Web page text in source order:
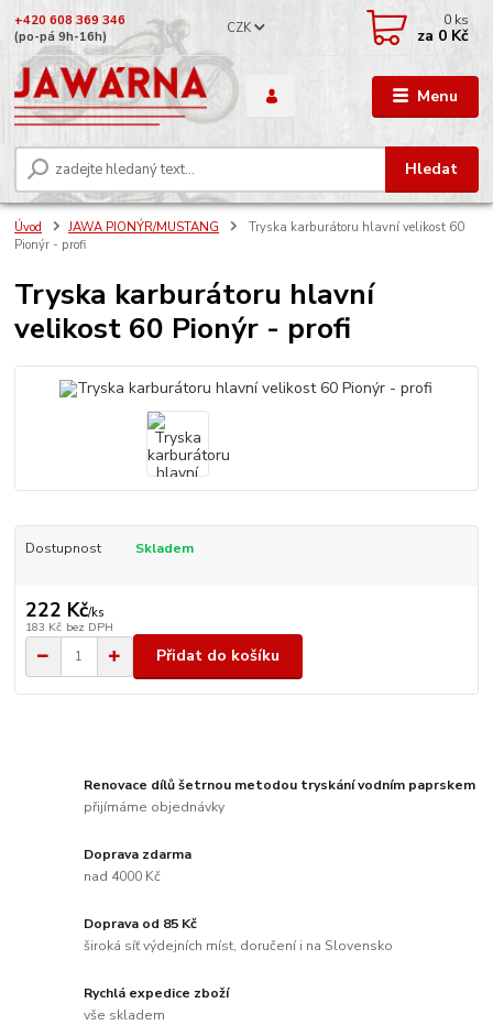
Menu
CZK
Hledat
+420 608 369 346
(po-pá 9h-16h)
0 ks
za 0 Kč
Úvod JAWA PIONÝR/MUSTANG
Tryska karburátoru hlavní velikost 60
Pionýr - profi
Tryska karburátoru hlavní
velikost 60 Pionýr - profi
Dostupnost Skladem
222 Kč/ks
183 Kč bez DPH
Přidat do košíku
Renovace dílů šetrnou metodou tryskání vodním paprskem
přijímáme objednávky
Doprava zdarma
nad 4000 Kč
Doprava od 85 Kč
široká síť výdejních míst, doručení i na Slovensko
Rychlá expedice zboží
vše skladem